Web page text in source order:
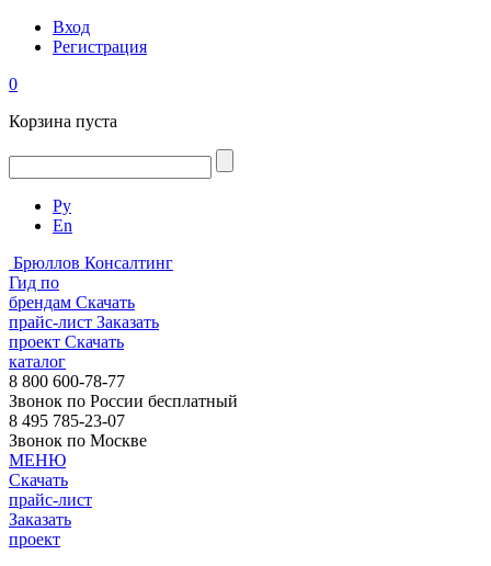
Вход
Регистрация
0
Корзина пуста
Ру
En
Брюллов Консалтинг
Гид по
брендам Скачать
прайс-лист Заказать
проект Скачать
каталог
8 800 600-78-77
Звонок по России бесплатный
8 495 785-23-07
Звонок по Москве
МЕНЮ
Скачать
прайс-лист
Заказать
проект